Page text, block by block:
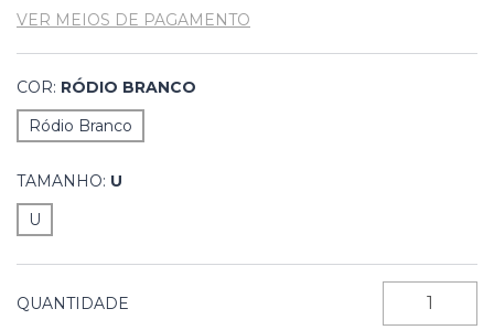
VER MEIOS DE PAGAMENTO
COR: RÓDIO BRANCO
Ródio Branco
TAMANHO: U
U
QUANTIDADE